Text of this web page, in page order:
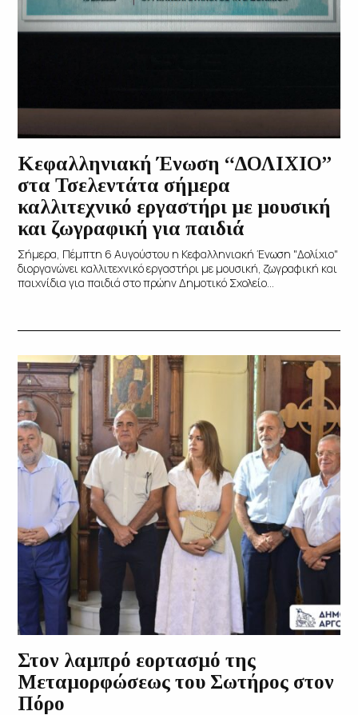
Κεφαλληνιακή Ένωση “ΔΟΛΙΧΙΟ”
στα Τσελεντάτα σήμερα
καλλιτεχνικό εργαστήρι με μουσική
και ζωγραφική για παιδιά
Σήμερα, Πέμπτη 6 Αυγούστου η Κεφαλληνιακή Ένωση "Δολίχιο"
διοργανώνει καλλιτεχνικό εργαστήρι με μουσική, ζωγραφική και
παιχνίδια για παιδιά στο πρώην Δημοτικό Σχολείο...
Στον λαμπρό εορτασμό της
Μεταμορφώσεως του Σωτήρος στον
Πόρο